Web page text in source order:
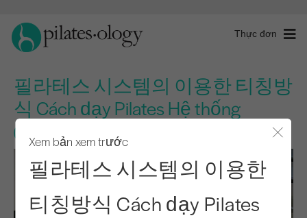
Thực đơn
필라테스 시스템의 이용한 티칭방
식 Cách dạy Pilates Hệ thống
(Tiếng Hàn)
Xem bản xem trước
필라테스 시스템의 이용한
티칭방식 Cách dạy Pilates